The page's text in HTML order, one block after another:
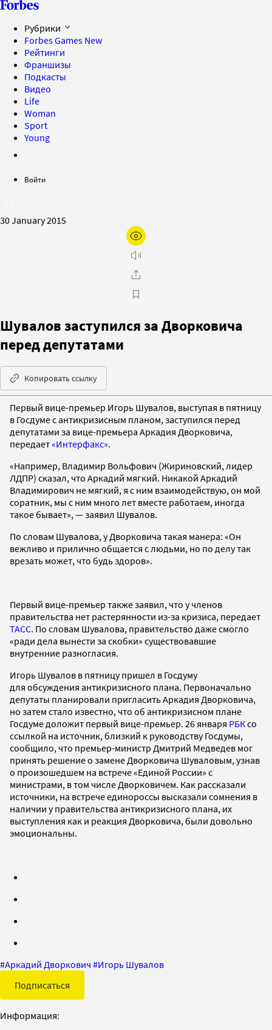
Рубрики
Forbes Games New
Рейтинги
Франшизы
Подкасты
Видео
Life
Woman
Sport
Young
Войти
30 January 2015
Шувалов заступился за Дворковича
перед депутатами
Копировать ссылку
Первый вице-премьер Игорь Шувалов, выступая в пятницу
в Госдуме с антикризисным планом, заступился перед
депутатами за вице-премьера Аркадия Дворковича,
передает«Интерфакс».
«Например, Владимир Вольфович (Жириновский, лидер
ЛДПР) сказал, что Аркадий мягкий. Никакой Аркадий
Владимирович не мягкий, я с ним взаимодействую, он мой
соратник, мы с ним много лет вместе работаем, иногда
такое бывает», — заявил Шувалов.
По словам Шувалова, у Дворковича такая манера: «Он
вежливо и прилично общается с людьми, но по делу так
врезать может, что будь здоров».
Первый вице-премьер также заявил, что у членов
правительства нет растерянности из-за кризиса, передает
ТАСС. По словам Шувалова, правительство даже смогло
«ради дела вынести за скобки» существовавшие
внутренние разногласия.
Игорь Шувалов в пятницу пришел в Госдуму
для обсуждения антикризисного плана. Первоначально
депутаты планировали пригласить Аркадия Дворковича,
но затем стало известно, что об антикризисном плане
Госдуме доложит первый вице-премьер. 26 января РБКсо
ссылкой на источник, близкий к руководству Госдумы,
сообщило, что премьер-министр Дмитрий Медведев мог
принять решение о замене Дворковича Шуваловым, узнав
о произошедшем на встрече «Единой России» с
министрами, в том числе Дворковичем. Как рассказали
источники, на встрече единороссы высказали сомнения в
наличии у правительства антикризисного плана, их
выступления как и реакция Дворковича, были довольно
эмоциональны.
#Аркадий Дворкович #Игорь Шувалов
Подписаться
Информация: